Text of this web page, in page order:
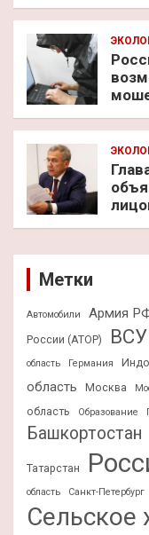
Метки
Автомобили Армия
России (АТОР)
ВСУ
область
Германия
область
Москва
область
Образование
Башкортостан
Татарстан
область
Санкт-Петербург
Сельское